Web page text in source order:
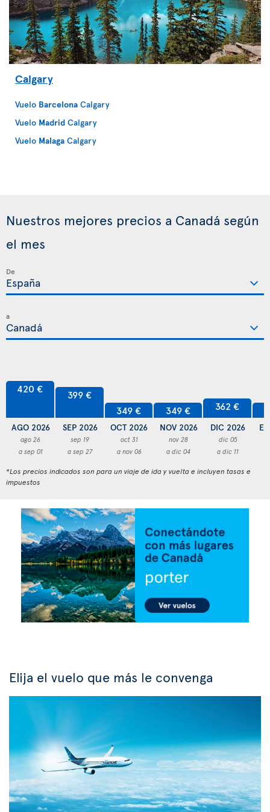
Calgary
Vuelo Barcelona Calgary
Vuelo Madrid Calgary
Vuelo Malaga Calgary
Nuestros mejores precios a Canadá según
el mes
De
a
420 €
AGO 2026
ago 26
a sep 01
399 €
SEP 2026
sep 19
a sep 27
349 €
OCT 2026
oct 31
a nov 06
349 €
NOV 2026
nov 28
a dic 04
362 €
DIC 2026
dic 05
a dic 11
*Los precios indicados son para un viaje de ida y vuelta e incluyen tasas e
impuestos
Elija el vuelo que más le convenga